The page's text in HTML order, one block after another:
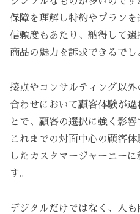
保障を理解し特約やプラン
信頼度もあたり、納得して
商品の魅力を訴求できるでし
接点やコンサルティング以
合わせにおいて顧客体験が
とで、顧客の選択に強く影響
これまでの対面中心の顧客
したカスタマージャーニー
す。
デジタルだけではなく、人